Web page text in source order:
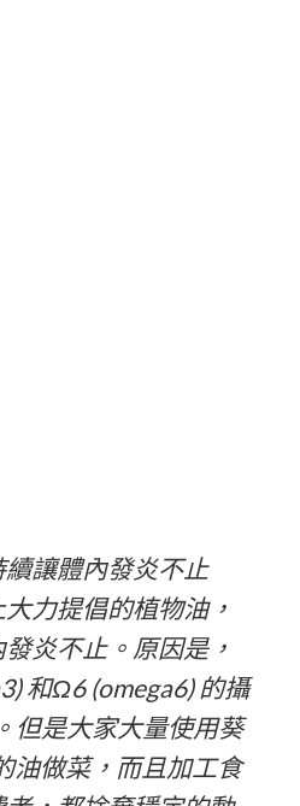
讓體內發炎不止
力提倡的植物油，
炎不止。原因是，
和Ω6 (omega6) 的攝
但是大家大量使用葵
油做菜，而且加工食